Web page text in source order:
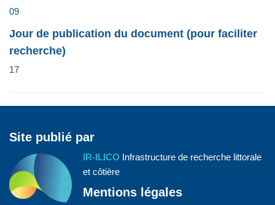
09
Jour de publication du document (pour faciliter
recherche)
17
Site publié par
IR-ILICO Infrastructure de recherche littorale
et côtière
Mentions légales